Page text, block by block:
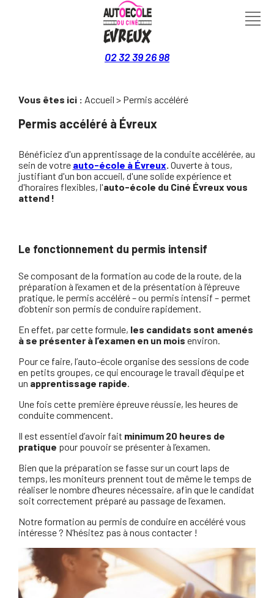
02 32 39 26 98
Vous êtes ici : Accueil > Permis accéléré
Permis accéléré à Évreux
Bénéficiez d'un apprentissage de la conduite accélérée, au
sein de votre auto-école à Évreux. Ouverte à tous,
justifiant d'un bon accueil, d'une solide expérience et
d'horaires flexibles, l'auto-école du Ciné Évreux vous
attend !
Le fonctionnement du permis intensif
Se composant de la formation au code de la route, de la
préparation à l’examen et de la présentation à l’épreuve
pratique, le permis accéléré – ou permis intensif – permet
d’obtenir son permis de conduire rapidement.
En effet, par cette formule, les candidats sont amenés
à se présenter à l’examen en un mois environ.
Pour ce faire, l’auto-école organise des sessions de code
en petits groupes, ce qui encourage le travail d’équipe et
un apprentissage rapide.
Une fois cette première épreuve réussie, les heures de
conduite commencent.
Il est essentiel d’avoir fait minimum 20 heures de
pratique pour pouvoir se présenter à l’examen.
Bien que la préparation se fasse sur un court laps de
temps, les moniteurs prennent tout de même le temps de
réaliser le nombre d’heures nécessaire, afin que le candidat
soit correctement préparé au passage de l’examen.
Notre formation au permis de conduire en accéléré vous
intéresse ? N’hésitez pas à nous contacter !
Panneau de gestion des cookies